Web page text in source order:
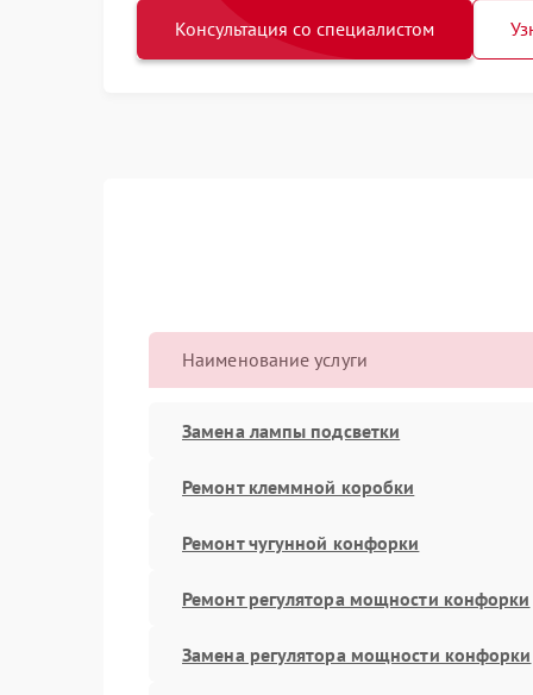
Консультация со специалистом
Наименование услуги
Замена лампы подсветки
Ремонт клеммной коробки
Ремонт чугунной конфорки
Ремонт регулятора мощности конфорки
Замена регулятора мощности конфорки